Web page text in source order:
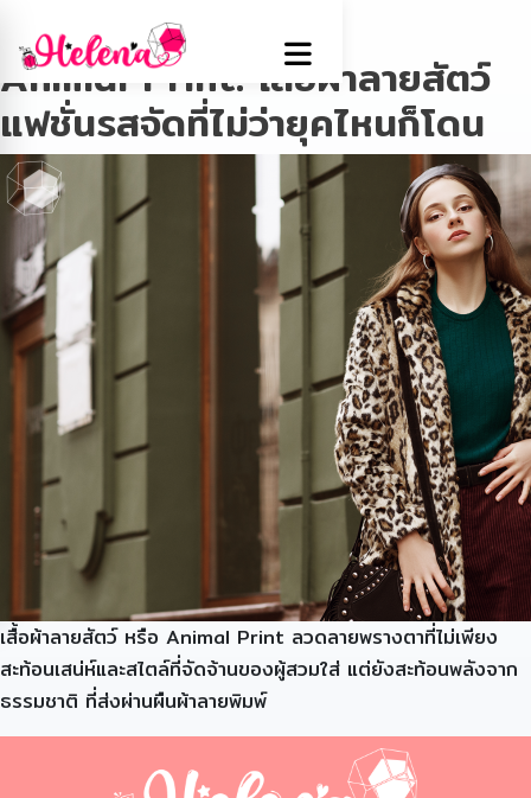
Tag:เสื้อผ้าลายสัตว์
Animal Print: เสื้อผ้าลายสัตว์
แฟชั่นรสจัดที่ไม่ว่ายุคไหนก็โดน
เสื้อผ้าลายสัตว์ หรือ Animal Print ลวดลายพรางตาที่ไม่เพียง
สะท้อนเสน่ห์และสไตล์ที่จัดจ้านของผู้สวมใส่ แต่ยังสะท้อนพลังจาก
ธรรมชาติ ที่ส่งผ่านผืนผ้าลายพิมพ์